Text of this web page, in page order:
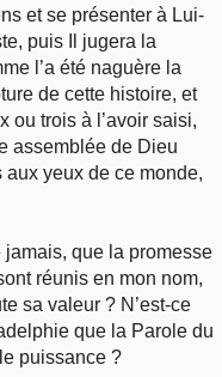
et se présenter à Lui-
puis Il jugera la
l’a été naguère la
de cette histoire, et
ou trois à l’avoir saisi,
assemblée de Dieu
yeux de ce monde,
jamais, que la promesse
réunis en mon nom,
sa valeur ? N’est-ce
que la Parole du
puissance ?